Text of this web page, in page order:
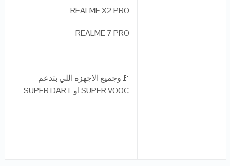
REALME X2 PRO
REALME 7 PRO
🚩وجميع الاجهزه اللي بتدعم
SUPER VOOC او SUPER DART